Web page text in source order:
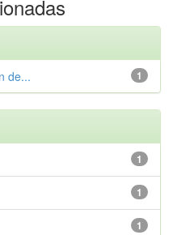
1
de...
1
1
1